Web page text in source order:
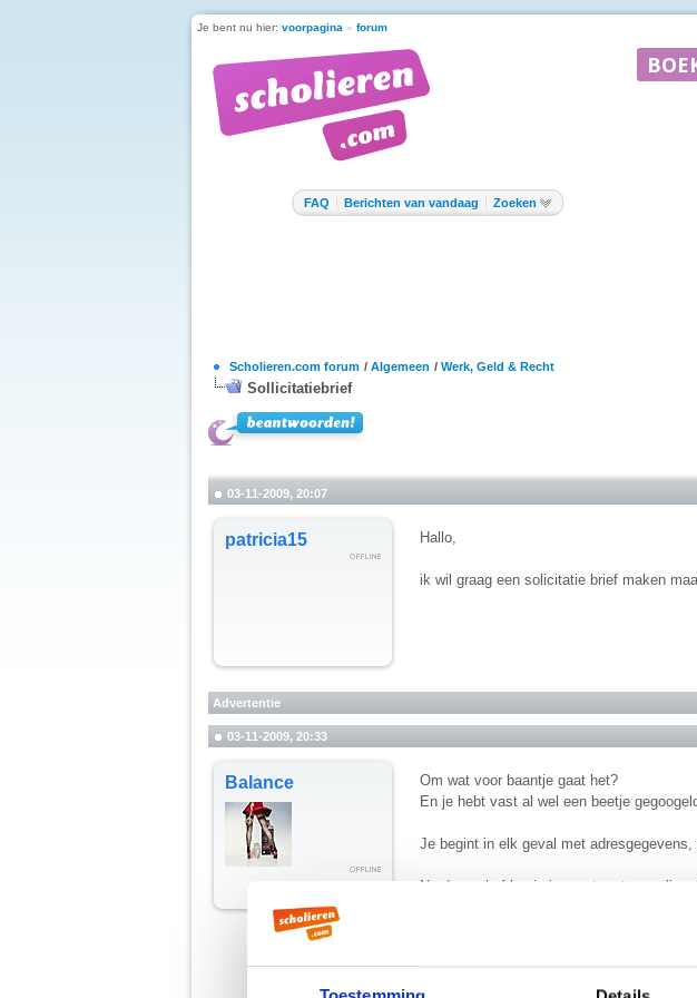
Je bent nu hier: voorpagina » forum
FAQ Berichten van vandaag Zoeken
Scholieren.com forum / Algemeen / Werk, Geld & Recht
Sollicitatiebrief
03-11-2009, 20:07
patricia15 Hallo,
ik wil graag een solicitatie brief maken
Advertentie
03-11-2009, 20:33
Balance
Om wat voor baantje gaat het?
En je hebt vast al wel een beetje
Je begint in elk geval met
Na de aanhef begin je eerst met een
handig om daarbij kernwoorden te
dat je flexibel bent, beschrijf ook kort